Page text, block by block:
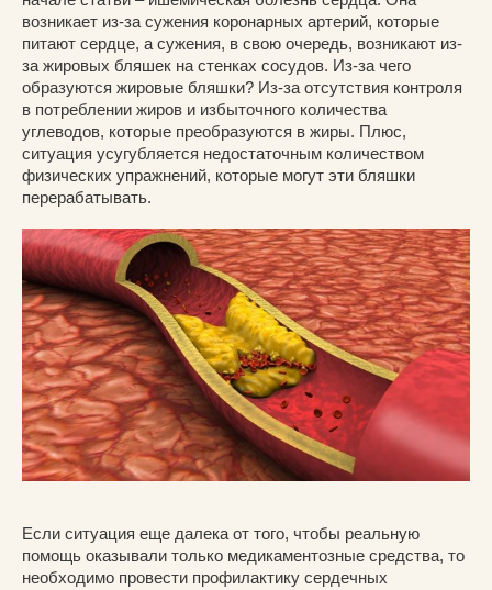
возникает из-за сужения коронарных артерий, которые
питают сердце, а сужения, в свою очередь, возникают из-
за жировых бляшек на стенках сосудов. Из-за чего
образуются жировые бляшки? Из-за отсутствия контроля
в потреблении жиров и избыточного количества
углеводов, которые преобразуются в жиры. Плюс,
ситуация усугубляется недостаточным количеством
физических упражнений, которые могут эти бляшки
перерабатывать.
Если ситуация еще далека от того, чтобы реальную
помощь оказывали только медикаментозные средства, то
необходимо провести профилактику сердечных